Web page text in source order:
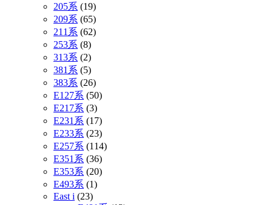
205系 (19)
209系 (65)
211系 (62)
253系 (8)
313系 (2)
381系 (5)
383系 (26)
E127系 (50)
E217系 (3)
E231系 (17)
E233系 (23)
E257系 (114)
E351系 (36)
E353系 (20)
E493系 (1)
East i (23)